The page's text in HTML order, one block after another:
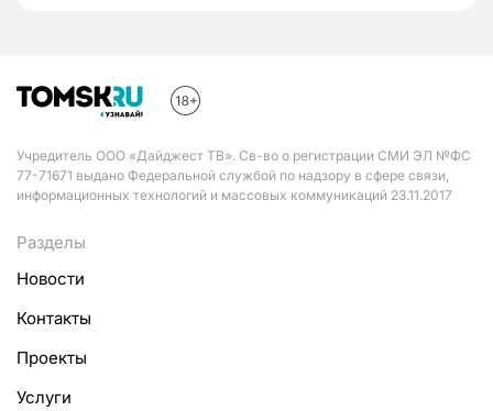
Учредитель ООО «Дайджест ТВ». Св-во о регистрации СМИ ЭЛ №ФС
77-71671 выдано Федеральной службой по надзору в сфере связи,
информационных технологий и массовых коммуникаций 23.11.2017
Разделы
Новости
Контакты
Проекты
Услуги